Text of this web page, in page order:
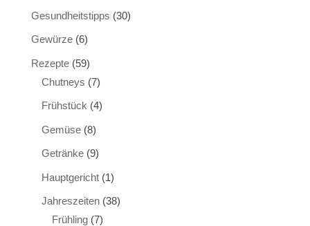
Gesundheitstipps (30)
Gewürze(6)
Rezepte(59)
Chutneys (7)
Frühstück (4)
Gemüse(8)
Getränke(9)
Hauptgericht(1)
Jahreszeiten(38)
Frühling(7)